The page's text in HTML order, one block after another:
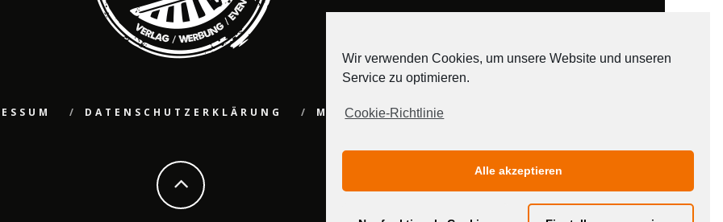
DATENSCHUTZERKLÄRUNG MEDIADATEN
Wir verwenden Cookies, um unsere Website und unseren
Service zu optimieren.
Cookie-Richtlinie
Alle akzeptieren